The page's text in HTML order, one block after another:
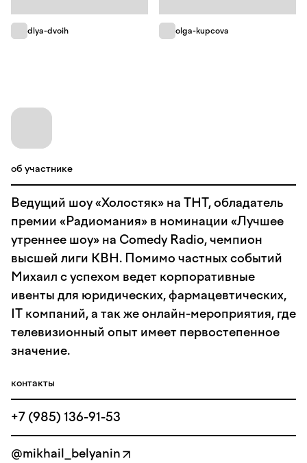
dlya-dvoih olga-kupcova
об участнике
Ведущий шоу «Холостяк» на ТНТ, обладатель
премии «Радиомания» в номинации «Лучшее
утреннее шоу» на Comedy Radio, чемпион
высшей лиги КВН. Помимо частных событий
Михаил с успехом ведет корпоративные
ивенты для юридических, фармацевтических,
IT компаний, а так же онлайн-мероприятия, где
телевизионный опыт имеет первостепенное
значение.
контакты
+7 (985) 136-91-53
@mikhail_belyanin